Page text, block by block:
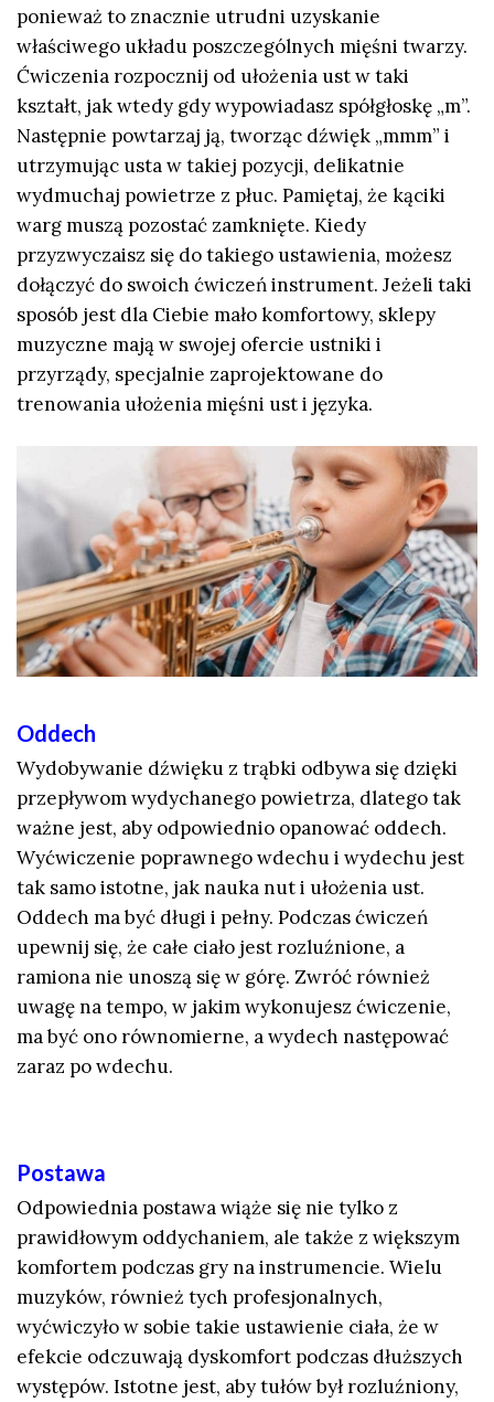
ponieważ to znacznie utrudni uzyskanie
właściwego układu poszczególnych mięśni twarzy.
Ćwiczenia rozpocznij od ułożenia ust w taki
kształt, jak wtedy gdy wypowiadasz spółgłoskę „m”.
Następnie powtarzaj ją, tworząc dźwięk „mmm” i
utrzymując usta w takiej pozycji, delikatnie
wydmuchaj powietrze z płuc. Pamiętaj, że kąciki
warg muszą pozostać zamknięte. Kiedy
przyzwyczaisz się do takiego ustawienia, możesz
dołączyć do swoich ćwiczeń instrument. Jeżeli taki
sposób jest dla Ciebie mało komfortowy, sklepy
muzyczne mają w swojej ofercie ustniki i
przyrządy, specjalnie zaprojektowane do
trenowania ułożenia mięśni ust i języka.
Oddech
Wydobywanie dźwięku z trąbki odbywa się dzięki
przepływom wydychanego powietrza, dlatego tak
ważne jest, aby odpowiednio opanować oddech.
Wyćwiczenie poprawnego wdechu i wydechu jest
tak samo istotne, jak nauka nut i ułożenia ust.
Oddech ma być długi i pełny. Podczas ćwiczeń
upewnij się, że całe ciało jest rozluźnione, a
ramiona nie unoszą się w górę. Zwróć również
uwagę na tempo, w jakim wykonujesz ćwiczenie,
ma być ono równomierne, a wydech następować
zaraz po wdechu.
Postawa
Odpowiednia postawa wiąże się nie tylko z
prawidłowym oddychaniem, ale także z większym
komfortem podczas gry na instrumencie. Wielu
muzyków, również tych profesjonalnych,
wyćwiczyło w sobie takie ustawienie ciała, że w
efekcie odczuwają dyskomfort podczas dłuższych
występów. Istotne jest, aby tułów był rozluźniony,